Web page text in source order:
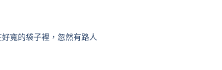
寬的袋子裡，忽然有路人